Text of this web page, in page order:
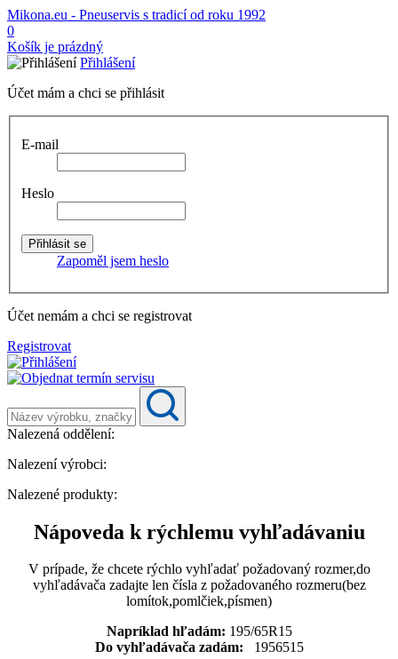
Mikona.eu - Pneuservis s tradicí od roku 1992
0
Košík je prázdný
Přihlášení
Účet mám a chci se přihlásit
E-mail
Heslo
Zapoměl jsem heslo
Účet nemám a chci se registrovat
Registrovat
Nalezená oddělení:
Nalezení výrobci:
Nalezené produkty:
Nápoveda k rýchlemu vyhľadávaniu
V prípade, že chcete rýchlo vyhľadať požadovaný rozmer,do
vyhľadávača zadajte len čísla z požadovaného rozmeru(bez
lomítok,pomlčiek,písmen)
Napríklad hľadám: 195/65R15
Do vyhľadávača zadám: 1956515